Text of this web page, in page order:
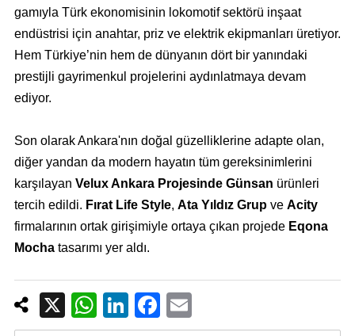
gamıyla Türk ekonomisinin lokomotif sektörü inşaat
endüstrisi için anahtar, priz ve elektrik ekipmanları üretiyor.
Hem Türkiye’nin hem de dünyanın dört bir yanındaki
prestijli gayrimenkul projelerini aydınlatmaya devam
ediyor.
Son olarak Ankara'nın doğal güzelliklerine adapte olan,
diğer yandan da modern hayatın tüm gereksinimlerini
karşılayan Velux Ankara Projesinde Günsan ürünleri
tercih edildi. Fırat Life Style, Ata Yıldız Grupve Acity
firmalarının ortak girişimiyle ortaya çıkan projede Eqona
Mochatasarımı yer aldı.
X
W
Li
F